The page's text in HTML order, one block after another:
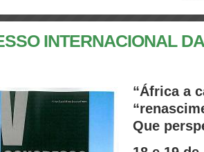
INTERNACIONAL
“África a
Que